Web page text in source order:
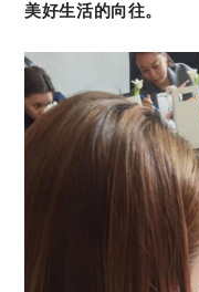
美好生活的向往。